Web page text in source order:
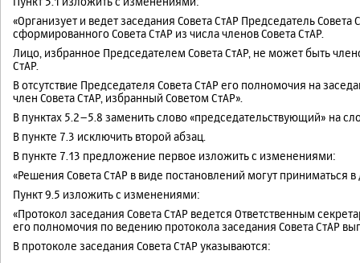
«Организует и ведет заседания Совета СтАР Председатель
сформированного Совета СтАР из числа членов Совета СтАР.
Лицо, избранное Председателем Совета СтАР, не может быть
СтАР.
В отсутствие Председателя Совета СтАР его полномочия на
член Совета СтАР, избранный Советом СтАР».
В пунктах 5.2–5.8 заменить слово «председательствующий» на
В пункте 7.3 исключить второй абзац.
В пункте 7.13 предложение первое изложить с изменениями:
«Решения Совета СтАР в виде постановлений могут приниматься в
Пункт 9.5 изложить с изменениями:
«Протокол заседания Совета СтАР ведется Ответственным
его полномочия по ведению протокола заседания Совета СтАР
В протоколе заседания Совета СтАР указываются: